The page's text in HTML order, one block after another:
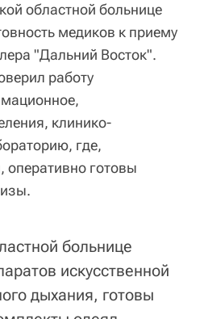
областной больнице
медиков к приему
"Дальний Восток".
работу
клинико-
где,
оперативно готовы
больнице
искусственной
дыхания, готовы